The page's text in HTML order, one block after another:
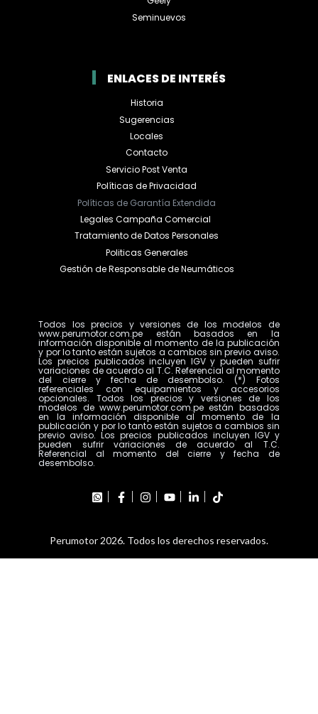
Seminuevos
ENLACES DE INTERÉS
Historia
Sugerencias
Locales
Contacto
Servicio Post Venta
Políticas de Privacidad
Políticas de Garantía Extendida
Legales Campaña Comercial
Tratamiento de Datos Personales
Politicas Generales
Gestión de Responsable de Neumáticos
Todos los precios y versiones de los modelos de
www.perumotor.com.pe están basados en la
información disponible al momento de la publicación
y por lo tanto están sujetos a cambios sin previo aviso.
Los precios publicados incluyen IGV y pueden sufrir
variaciones de acuerdo al T.C. Referencial al momento
del cierre y fecha de desembolso. (*) Fotos
referenciales con equipamientos y accesorios
opcionales. Todos los precios y versiones de los
modelos de www.perumotor.com.pe están basados
en la información disponible al momento de la
publicación y por lo tanto están sujetos a cambios sin
previo aviso. Los precios publicados incluyen IGV y
pueden sufrir variaciones de acuerdo al T.C.
Referencial al momento del cierre y fecha de
desembolso.
Perumotor 2026. Todos los derechos reservados.